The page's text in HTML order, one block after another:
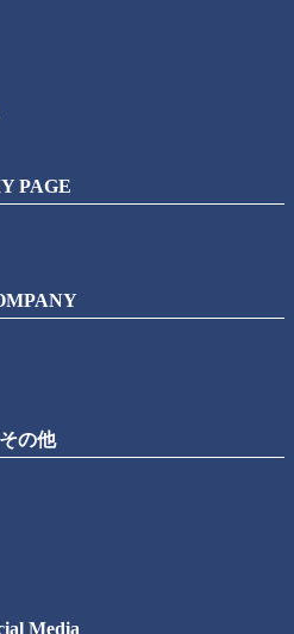
PAGE
その他
Media